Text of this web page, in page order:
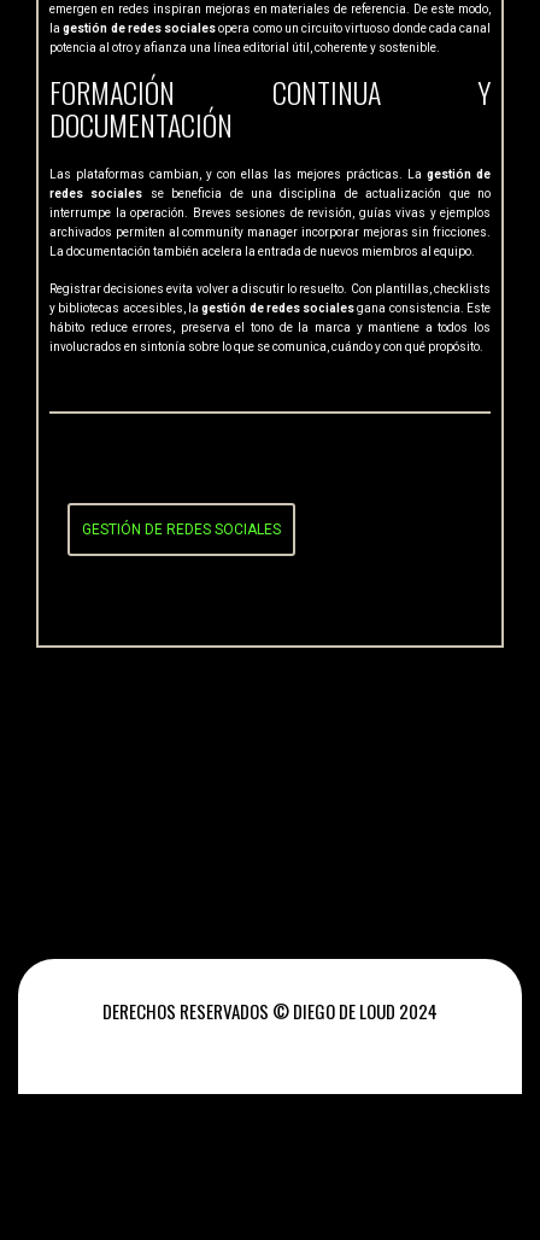
emergen en redes inspiran mejoras en materiales de referencia. De este modo,
lagestión de redes socialesopera como un circuito virtuoso donde cada canal
potencia al otro y afianza una línea editorial útil, coherente y sostenible.
FORMACIÓN CONTINUA Y
DOCUMENTACIÓN
Las plataformas cambian, y con ellas las mejores prácticas. La gestión de
redes sociales se beneficia de una disciplina de actualización que no
interrumpe la operación. Breves sesiones de revisión, guías vivas y ejemplos
archivados permiten al community manager incorporar mejoras sin fricciones.
La documentación también acelera la entrada de nuevos miembros al equipo.
Registrar decisiones evita volver a discutir lo resuelto. Con plantillas, checklists
y bibliotecas accesibles, lagestión de redes socialesgana consistencia. Este
hábito reduce errores, preserva el tono de la marca y mantiene a todos los
involucrados en sintonía sobre lo que se comunica, cuándo y con qué propósito.
GESTIÓN DE REDES SOCIALES
DERECHOS RESERVADOS © DIEGO DE LOUD 2024